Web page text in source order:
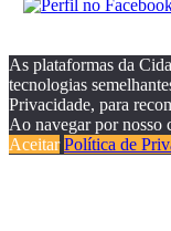
As plataformas da
tecnologias
Privacidade, para
Ao navegar por nosso
Aceitar Política de